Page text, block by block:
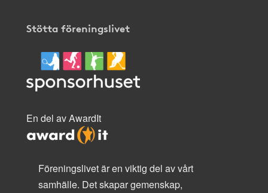
Stötta föreningslivet
En del av AwardIt
Föreningslivet är en viktig del av vårt
samhälle. Det skapar gemenskap,